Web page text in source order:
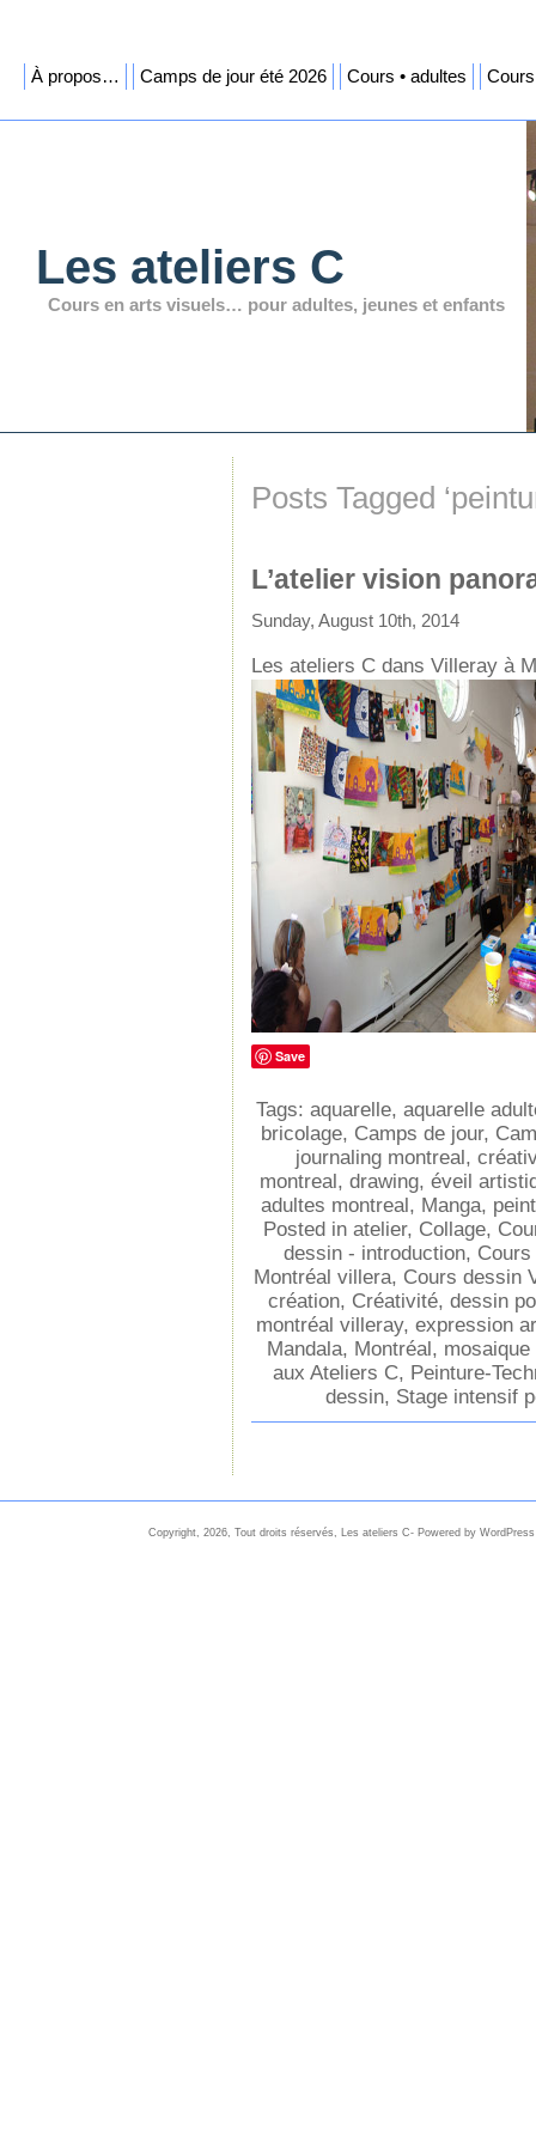
Les ateliers C
Cours en arts visuels… pour adultes, jeunes et enfants
Posts Tagged
L’atelier vision
Sunday, August 10th, 2014
Les ateliers C dans Villeray à
Save
Tags: aquarelle, aquarelle
bricolage, Camps de jour,
journaling montreal,
montreal, drawing, éveil
adultes montreal, Manga,
Posted in atelier, Collage,
dessin - introduction,
Montréal villera, Cours dessin
création, Créativité, dessin
montréal villeray, expression
Mandala, Montréal,
aux Ateliers C, Peinture-
dessin, Stage intensif
Copyright, 2026, Tout droits réservés, Les ateliers C- Powered by WordPress
À propos… Camps de jour été 2026 Cours • adultes